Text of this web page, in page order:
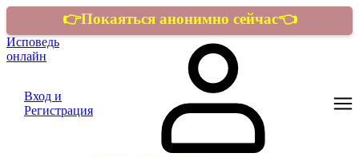
👉Покаяться анонимно сейчас👈
Исповедь
онлайн
Вход и
Регистрация